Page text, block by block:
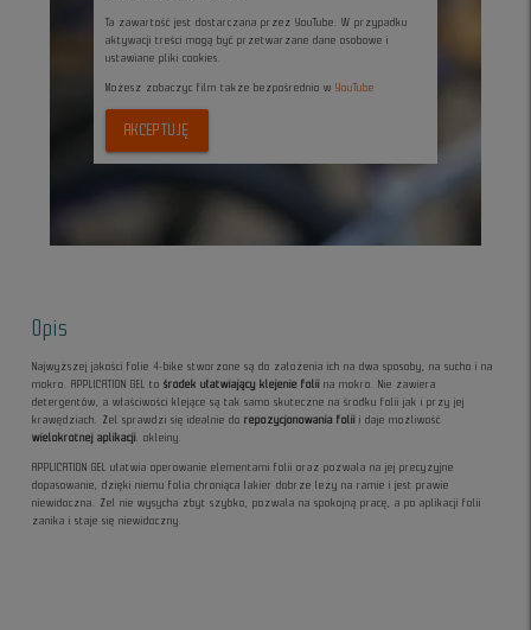
Ta zawartość jest dostarczana przez YouTube. W przypadku
aktywacji treści mogą być przetwarzane dane osobowe i
ustawiane pliki cookies.
Możesz zobaczyc film także bezpośrednio w YouTube
AKCEPTUJĘ
Opis
Najwyższej jakości folie 4-bike stworzone są do założenia ich na dwa sposoby, na sucho i na
mokro. APPLICATION GEL tośrodek ułatwiający klejenie folii na mokro. Nie zawiera
detergentów, a właściwości klejące są tak samo skuteczne na środku folii jak i przy jej
krawędziach. Żel sprawdzi się idealnie dorepozycjonowania folii i daje możliwość
wielokrotnej aplikacji. okleiny.
APPLICATION GEL ułatwia operowanie elementami folii oraz pozwala na jej precyzyjne
dopasowanie, dzięki niemu folia chroniąca lakier dobrze leży na ramie i jest prawie
niewidoczna. Żel nie wysycha zbyt szybko, pozwala na spokojną pracę, a po aplikacji folii
zanika i staje się niewidoczny.